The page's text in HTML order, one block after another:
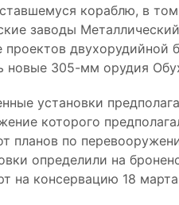
кораблю, в
заводы
проектов двухорудийной
новые 305-мм орудия
установки
которого
планов по
определили на
на консервацию 18